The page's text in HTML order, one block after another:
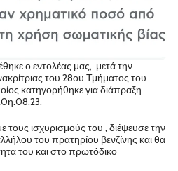
ο εντολέας μας, μετά την
του 28ου Τμήματος του
κατηγορήθηκε για διάπραξη
ισχυρισμούς του , διέψευσε την
του πρατηρίου βενζίνης και θα
του και στο πρωτόδικο